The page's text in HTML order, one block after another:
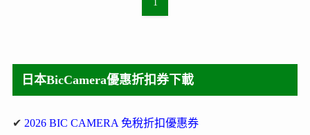
1
日本BicCamera優惠折扣券下載
✔ 2026 BIC CAMERA 免稅折扣優惠券